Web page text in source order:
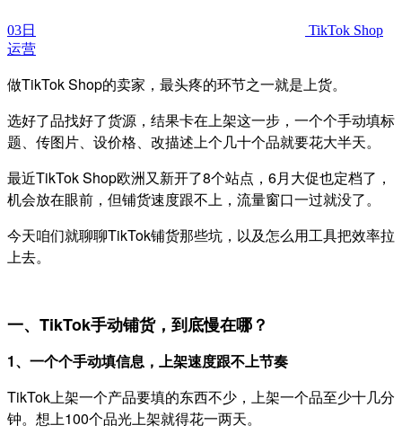
03日
TikTok Shop
运营
做TikTok Shop的卖家，最头疼的环节之一就是上货。
选好了品找好了货源，结果卡在上架这一步，一个个手动填标
题、传图片、设价格、改描述上个几十个品就要花大半天。
最近TikTok Shop欧洲又新开了8个站点，6月大促也定档了，
机会放在眼前，但铺货速度跟不上，流量窗口一过就没了。
今天咱们就聊聊TikTok铺货那些坑，以及怎么用工具把效率拉
上去。
一、TikTok手动铺货，到底慢在哪？
1、一个个手动填信息，上架速度跟不上节奏
TikTok上架一个产品要填的东西不少，上架一个品至少十几分
钟。想上100个品光上架就得花一两天。